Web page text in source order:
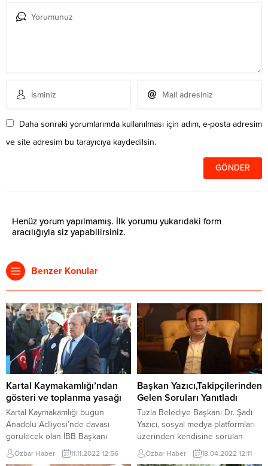
Daha sonraki yorumlarımda kullanılması için adım, e-posta adresim
ve site adresim bu tarayıcıya kaydedilsin.
Henüz yorum yapılmamış. İlk yorumu yukarıdaki form
aracılığıyla siz yapabilirsiniz.
Benzer Konular
Kartal Kaymakamlığı’ndan
gösteri ve toplanma yasağı
Kartal Kaymakamlığı bugün
Anadolu Adliyesi’nde davası
görülecek olan İBB Başkanı
Ekrem İmamoğlu için sosyal
medyada yapılan toplanma
Özbar Haber 11.11.2022 12:56
Başkan Yazıcı,Takipçilerinden
Gelen Soruları Yanıtladı
Tuzla Belediye Başkanı Dr. Şadi
Yazıcı, sosyal medya platformları
üzerinden kendisine sorulan
soruları cevapladı. Başkan Yazıcı,
bir vatandaşın İBB ile ilgili, Tuzla
Özbar Haber 18.04.2022 12:11